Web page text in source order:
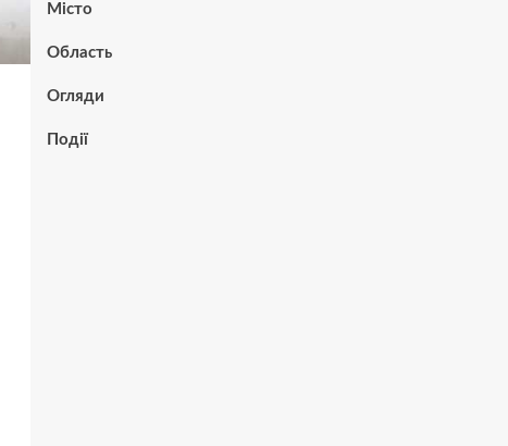
Місто
Область
Огляди
Події